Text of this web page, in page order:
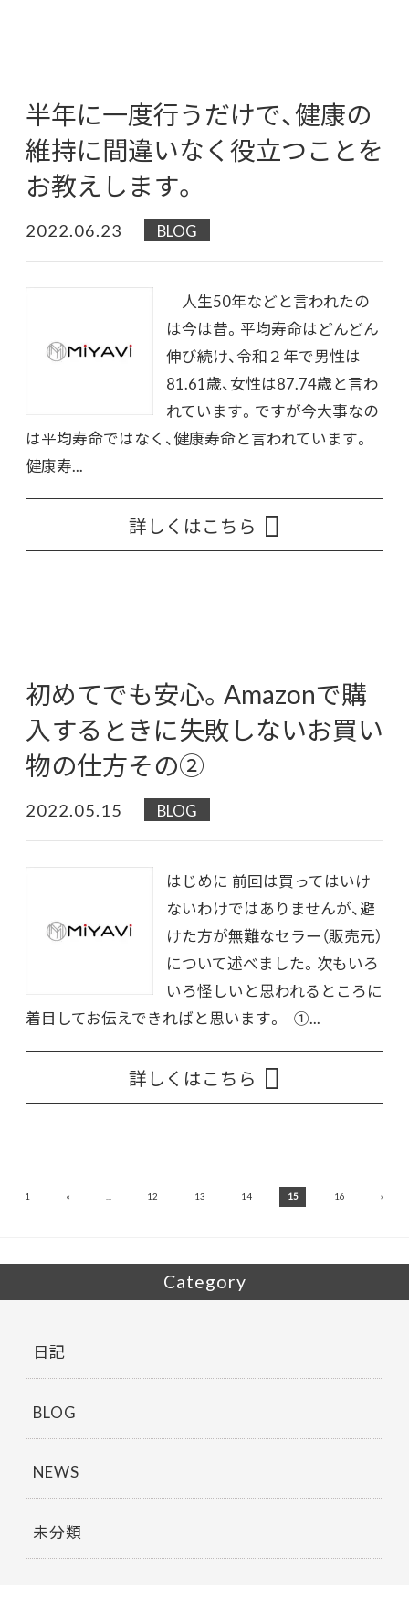
半年に一度行うだけで、健康の
維持に間違いなく役立つことを
お教えします。
2022.06.23 BLOG
人生50年などと言われたの
は今は昔。平均寿命はどんどん
伸び続け、令和２年で男性は
81.61歳、女性は87.74歳と言わ
れています。ですが今大事なの
は平均寿命ではなく、健康寿命と言われています。
健康寿...
詳しくはこちら
初めてでも安心。Amazonで購
入するときに失敗しないお買い
物の仕方その②
2022.05.15 BLOG
はじめに 前回は買ってはいけ
ないわけではありませんが、避
けた方が無難なセラー（販売元）
について述べました。次もいろ
いろ怪しいと思われるところに
着目してお伝えできればと思います。 ①...
詳しくはこちら
1 « ... 12 13 14 15 16 »
Category
日記
BLOG
NEWS
未分類